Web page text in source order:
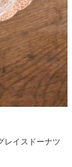
レイスドーナツ